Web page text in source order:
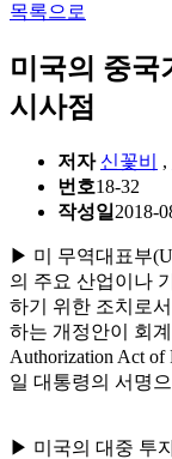
목록으로
미국의 중국
시사점
저자 신꽃비 ,
번호18-32
작성일 2018-
▶ 미 무역대표부
의 주요 산업이나
하기 위한 조치로
하는 개정안이 회
Authorization Act of
일 대통령의 서명
▶ 미국의 대중 투